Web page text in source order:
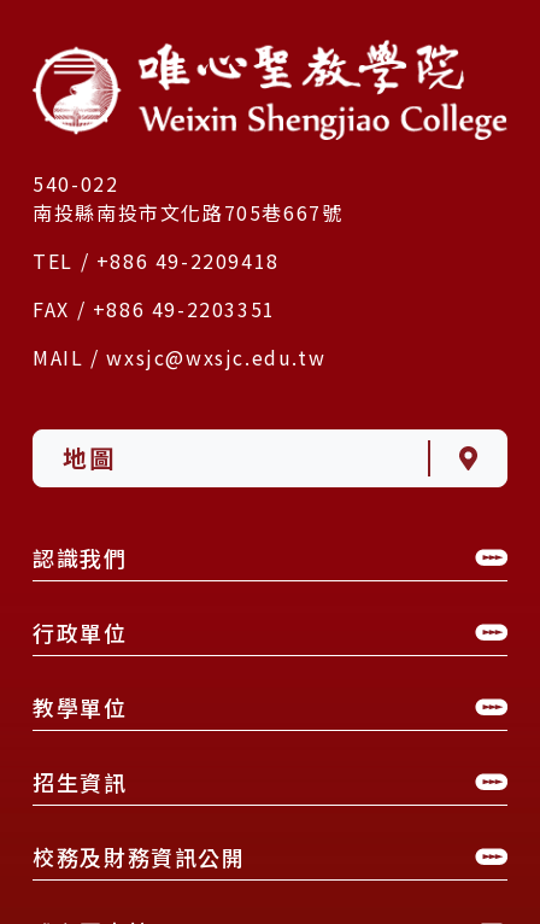
540-022
南投縣南投市文化路705巷667號
TEL / +886 49-2209418
FAX / +886 49-2203351
MAIL / wxsjc@wxsjc.edu.tw
地圖
認識我們
行政單位
教學單位
招生資訊
校務及財務資訊公開